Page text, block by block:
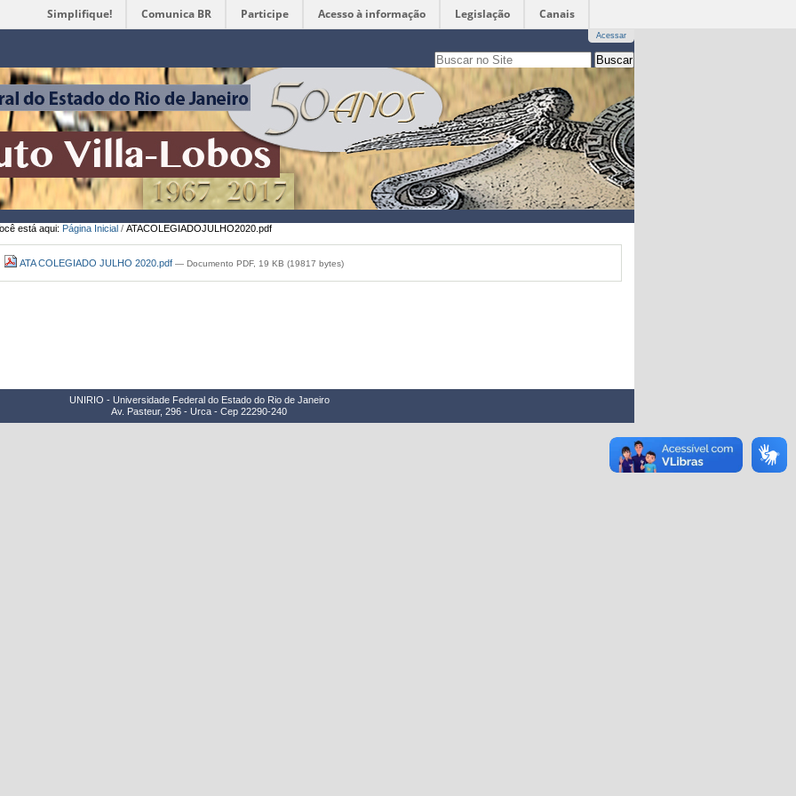
Simplifique! Comunica BR Participe Acesso à informação Legislação Canais
Acessar
Busca
apenas nesta seção
Busca
Avançada…
está aqui: Página Inicial / ATACOLEGIADOJULHO2020.pdf
ATA COLEGIADO JULHO 2020.pdf — Documento PDF, 19 KB (19817 bytes)
UNIRIO - Universidade Federal do Estado do Rio de Janeiro
Av. Pasteur, 296 - Urca - Cep 22290-240